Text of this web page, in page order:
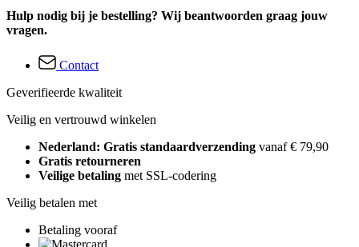
Hulp nodig bij je bestelling? Wij beantwoorden graag jouw
vragen.
Contact
Geverifieerde kwaliteit
Veilig en vertrouwd winkelen
Nederland: Gratis standaardverzending vanaf € 79,90
Gratis retourneren
Veilige betaling met SSL-codering
Veilig betalen met
Betaling vooraf